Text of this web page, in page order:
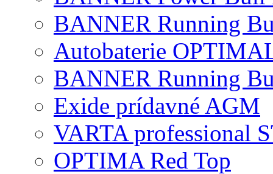
BANNER Running
Autobaterie
BANNER Running
Exide prídavné AGM
VARTA professional
OPTIMA Red Top